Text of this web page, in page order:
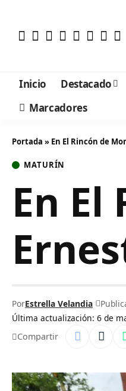
Inicio Destacado
Marcadores
Portada » En El Rincón de
MATURÍN
En
Última actualización: 6 de
PorEstrella Velandia
Compartir